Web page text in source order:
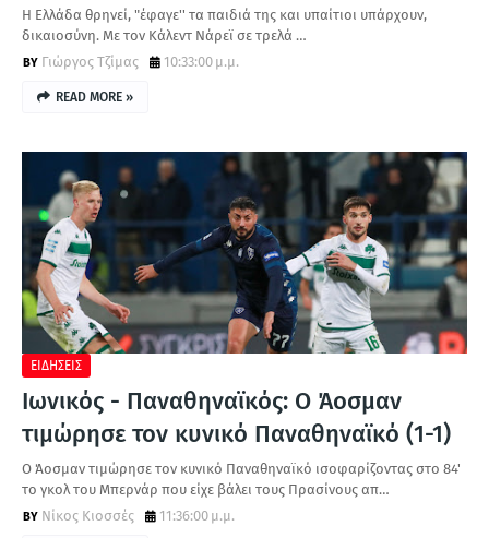
Η Ελλάδα θρηνεί, "έφαγε'' τα παιδιά της και υπαίτιοι υπάρχουν,
δικαιοσύνη. Με τον Κάλεντ Νάρεϊ σε τρελά …
Γιώργος Τζίμας
10:33:00 μ.μ.
READ MORE »
ΕΙΔΗΣΕΙΣ
Ιωνικός - Παναθηναϊκός: Ο Άοσμαν
τιμώρησε τον κυνικό Παναθηναϊκό (1-1)
Ο Άοσμαν τιμώρησε τον κυνικό Παναθηναϊκό ισοφαρίζοντας στο 84'
το γκολ του Μπερνάρ που είχε βάλει τους Πρασίνους απ…
Νίκος Κιοσσές
11:36:00 μ.μ.